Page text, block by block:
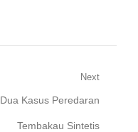
Next
Next
post:
Dua Kasus Peredaran
Tembakau Sintetis